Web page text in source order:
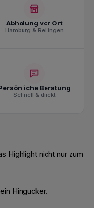
Abholung vor Ort
Hamburg & Rellingen
Beratung
Schnell & direkt
Highlight nicht nur zum
Hingucker.